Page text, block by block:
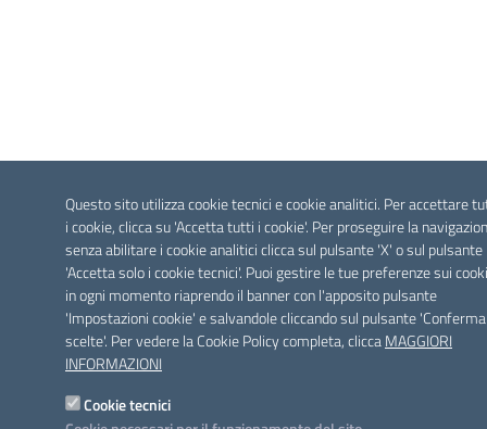
Questo sito utilizza cookie tecnici e cookie analitici. Per accettare
i cookie, clicca su 'Accetta tutti i cookie'. Per proseguire la
senza abilitare i cookie analitici clicca sul pulsante 'X' o sul pulsante
'Accetta solo i cookie tecnici'. Puoi gestire le tue preferenze sui
in ogni momento riaprendo il banner con l'apposito pulsante
'Impostazioni cookie' e salvandole cliccando sul pulsante
scelte'. Per vedere la Cookie Policy completa, cliccaMAGGIORI
INFORMAZIONI
Cookie tecnici